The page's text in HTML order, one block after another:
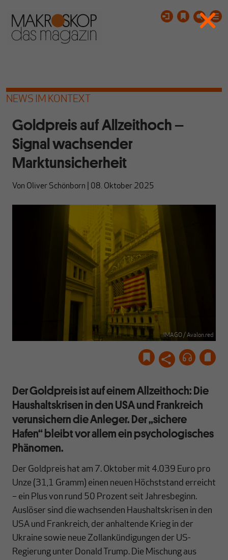
NEWS IM KONTEXT
Goldpreis auf Allzeithoch –
Signal wachsender
Marktunsicherheit
Von Oliver Schönborn 08. Oktober 2025
IMAGO / Avalon.red
Der Goldpreis ist auf einem Allzeithoch: Die
Haushaltskrisen in den USA und Frankreich
verunsichern die Anleger. Der „sichere
Hafen“ bleibt vor allem ein psychologisches
Phänomen.
Der Goldpreis hat am 7. Oktober mit 4.039 Euro pro
Unze (31,1 Gramm) einen neuen Höchststand erreicht
– ein Plus von rund 50 Prozent seit Jahresbeginn.
Auslöser sind die wachsenden Haushaltskrisen in den
USA und Frankreich, der anhaltende Krieg in der
Ukraine sowie neue Zollankündigungen der US-
Regierung unter Donald Trump. Die Mischung aus